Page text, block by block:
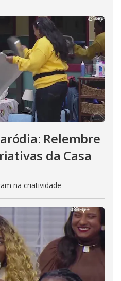
Relembre
da Casa
na criatividade